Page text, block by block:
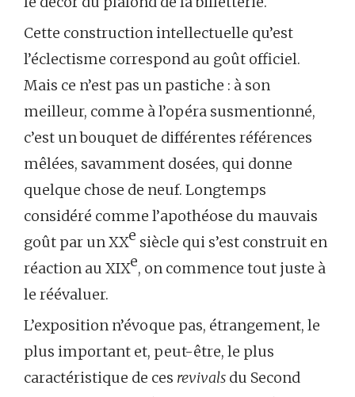
Cette construction intellectuelle qu’est
l’éclectisme correspond au goût officiel.
Mais ce n’est pas un pastiche : à son
meilleur, comme à l’opéra susmentionné,
c’est un bouquet de différentes références
mêlées, savamment dosées, qui donne
quelque chose de neuf. Longtemps
considéré comme l’apothéose du mauvais
goût par un XXe siècle qui s’est construit en
réaction au XIXe, on commence tout juste à
le réévaluer.
L’exposition n’évoque pas, étrangement, le
plus important et, peut-être, le plus
caractéristique de ces revivals du Second